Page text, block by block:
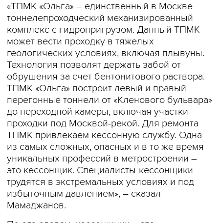
«ТПМК «Ольга» – единственный в Москве
тоннелепроходческий механизированный
комплекс с гидропригрузом. Данный ТПМК
может вести проходку в тяжелых
геологических условиях, включая плывуны.
Технология позволят держать забой от
обрушения за счет бентонитового раствора.
ТПМК «Ольга» построит левый и правый
перегонные тоннели от «Кленового бульвара»
до переходной камеры, включая участки
проходки под Москвой-рекой. Для ремонта
ТПМК привлекаем кессонную службу. Одна
из самых сложных, опасных и в то же время
уникальных профессий в метростроении –
это кессонщик. Специалисты-кессонщики
трудятся в экстремальных условиях и под
избыточным давлением», – сказал
Мамаджанов.